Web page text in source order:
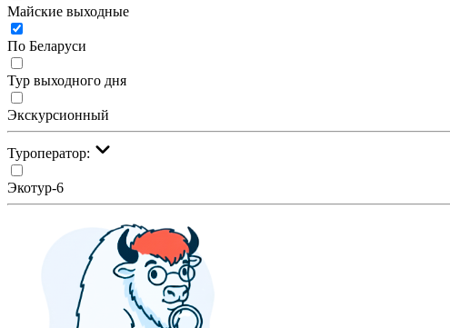
Майские выходные
По Беларуси
Тур выходного дня
Экскурсионный
Туроператор:
Экотур-6